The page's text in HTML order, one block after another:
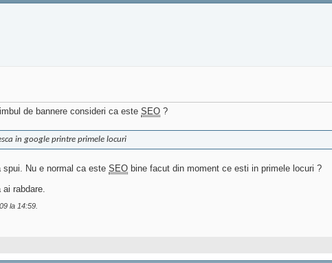
de bannere consideri ca este SEO ?
in google printre primele locuri
Nu e normal ca este SEO bine facut din moment ce esti in primele locuri ?
rabdare.
la 14:59